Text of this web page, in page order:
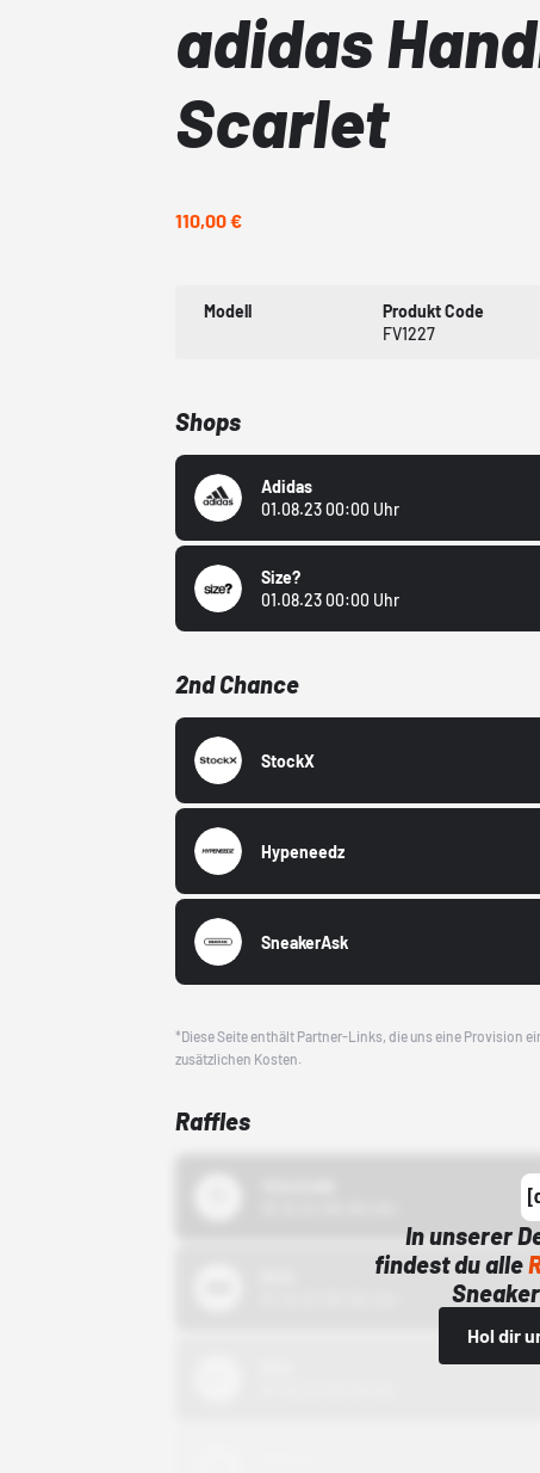
adidas
Scarlet
110,00 €
Modell
Produkt Code
FV1227
Shops
Adidas
01.08.23 00:00 Uhr
Size?
01.08.23 00:00 Uhr
2nd Chance
StockX
Hypeneedz
SneakerAsk
*Diese Seite enthält Partner-Links, die uns eine Provision
zusätzlichen Kosten.
Raffles
In unserer
findest du alle
Hol dir